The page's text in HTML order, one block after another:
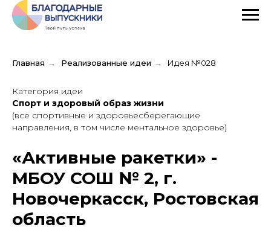
Главная → Реализованные идеи → Идея №028
Категория идеи
Спорт и здоровый образ жизни
(все спортивные и здоровьесберегающие
направления, в том числе ментальное здоровье)
«Активные ракетки» -
МБОУ СОШ № 2, г.
Новочеркасск, Ростовская
область